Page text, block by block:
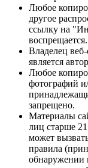
Любое
другое
ссылку на
воспрещается.
Владелец
является
Любое
фотографий
запрещено.
Материалы
лиц старше
может
правила
обнаружении